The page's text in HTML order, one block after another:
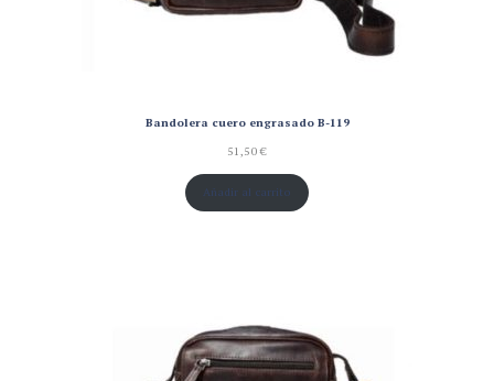
Bandolera cuero engrasado B-119
51,50€
Añadir al carrito